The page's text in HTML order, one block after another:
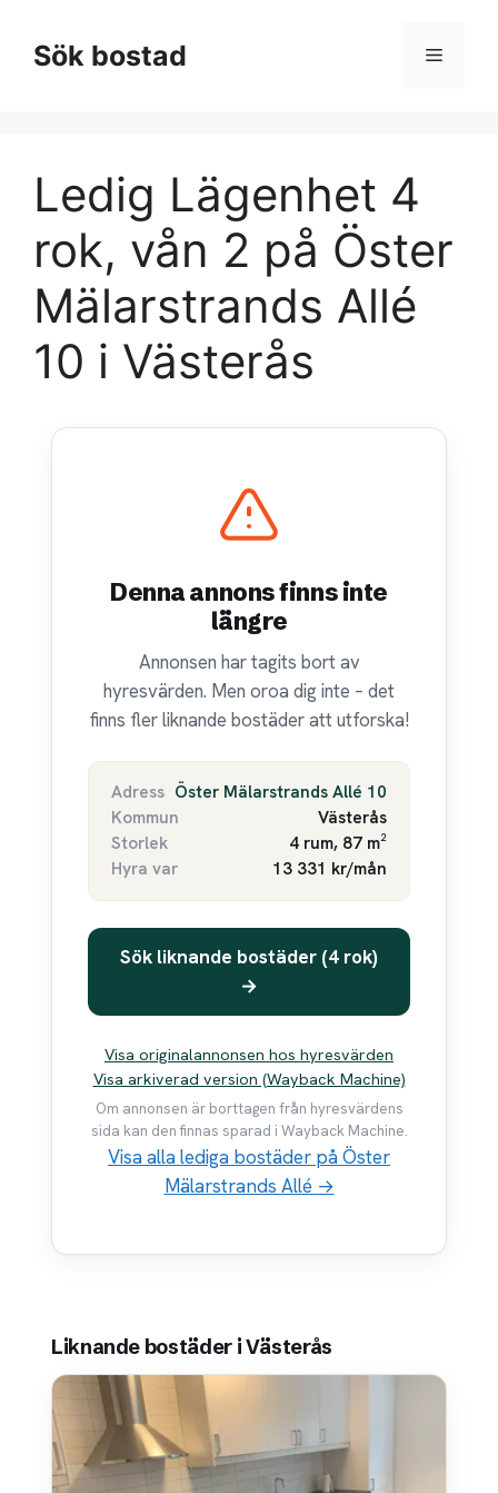
innehållSök bostad Meny
Ledig Lägenhet 4
rok, vån 2 på Öster
Mälarstrands Allé
10 i Västerås
Denna annons finns inte
längre
Annonsen har tagits bort av
hyresvärden. Men oroa dig inte – det
finns fler liknande bostäder att utforska!
Adress Öster Mälarstrands Allé 10
Kommun
Västerås
Storlek
4 rum, 87 m²
Hyra var
13 331 kr/mån
Sök liknande bostäder (4 rok)
→
Visa originalannonsen hos hyresvärden
Visa arkiverad version (Wayback Machine)
Om annonsen är borttagen från hyresvärdens
sida kan den finnas sparad i Wayback Machine.
Visa alla lediga bostäder på Öster
Mälarstrands Allé →
Liknande bostäder i Västerås